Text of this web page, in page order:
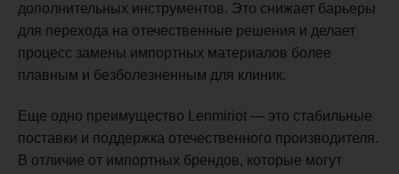
дополнительных инструментов. Это снижает барьеры
для перехода на отечественные решения и делает
процесс замены импортных материалов более
плавным и безболезненным для клиник.
Еще одно преимущество Lenmiriot — это стабильные
поставки и поддержка отечественного производителя.
В отличие от импортных брендов, которые могут